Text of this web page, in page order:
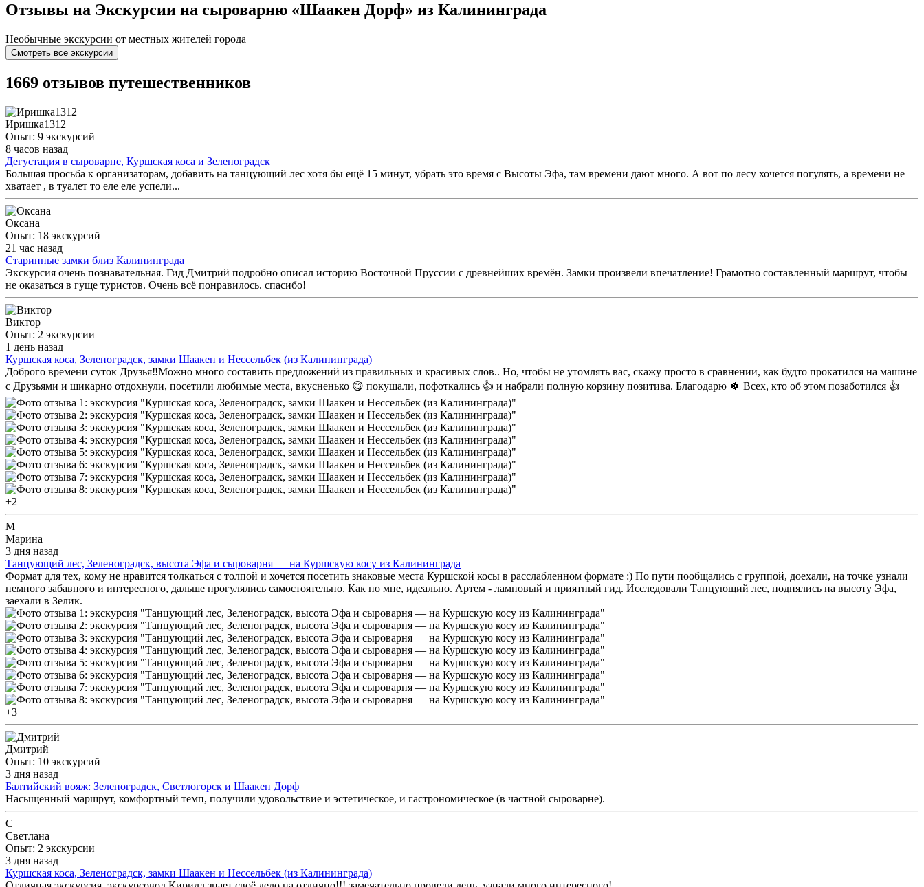
Отзывы на Экскурсии на сыроварню «Шаакен Дорф» из Калининграда
Необычные экскурсии от местных жителей города
Смотреть все экскурсии
1669 отзывов путешественников
Иришка1312
Опыт: 9 экскурсий
8 часов назад
Дегустация в сыроварне, Куршская коса и Зеленоградск
Большая просьба к организаторам, добавить на танцующий лес хотя бы ещё 15 минут, убрать это время с Высоты Эфа, там времени дают много. А вот по лесу хочется погулять, а времени не
хватает , в туалет то еле еле успели...
Оксана
Опыт: 18 экскурсий
21 час назад
Старинные замки близ Калининграда
Экскурсия очень познавательная. Гид Дмитрий подробно описал историю Восточной Пруссии с древнейших времён. Замки произвели впечатление! Грамотно составленный маршрут, чтобы
не оказаться в гуще туристов. Очень всё понравилось. спасибо!
Виктор
Опыт: 2 экскурсии
1 день назад
Куршская коса, Зеленоградск, замки Шаакен и Нессельбек (из Калининграда)
Доброго времени суток Друзья‼️Можно много составить предложений из правильных и красивых слов.. Но, чтобы не утомлять вас, скажу просто в сравнении, как будто прокатился на машине
с Друзьями и шикарно отдохнули, посетили любимые места, вкусненько 😋 покушали, пофоткались 👍 и набрали полную корзину позитива. Благодарю 🍀 Всех, кто об этом позаботился 👍
+2
М
Марина
3 дня назад
Танцующий лес, Зеленоградск, высота Эфа и сыроварня — на Куршскую косу из Калининграда
Формат для тех, кому не нравится толкаться с толпой и хочется посетить знаковые места Куршской косы в расслабленном формате :) По пути пообщались с группой, доехали, на точке узнали
немного забавного и интересного, дальше прогулялись самостоятельно. Как по мне, идеально. Артем - ламповый и приятный гид. Исследовали Танцующий лес, поднялись на высоту Эфа,
заехали в Зелик.
+3
Дмитрий
Опыт: 10 экскурсий
3 дня назад
Балтийский вояж: Зеленоградск, Светлогорск и Шаакен Дорф
Насыщенный маршрут, комфортный темп, получили удовольствие и эстетическое, и гастрономическое (в частной сыроварне).
С
Светлана
Опыт: 2 экскурсии
3 дня назад
Куршская коса, Зеленоградск, замки Шаакен и Нессельбек (из Калининграда)